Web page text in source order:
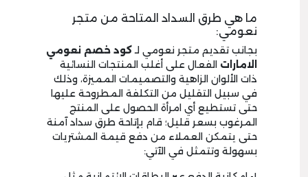
ما هي طرق السداد المتاحة من متجر
نعومي:
بجانب تقديم متجر نعومي لـكود خصم نعومي
الامارات الفعال على أغلب المنتجات النسائية
ذات الألوان الزاهية والتصميمات المميزة، وذلك
في سبيل التقليل من التكلفة المطروحة عليها
حتى تستطيع أي امرأة الحصول على المنتج
المرغوب بسعر قليل؛ قام بإتاحة طرق سداد آمنة
حتى يتمكن العملاء من دفع قيمة المشتريات
بسهولة وتتمثل في الآتي: